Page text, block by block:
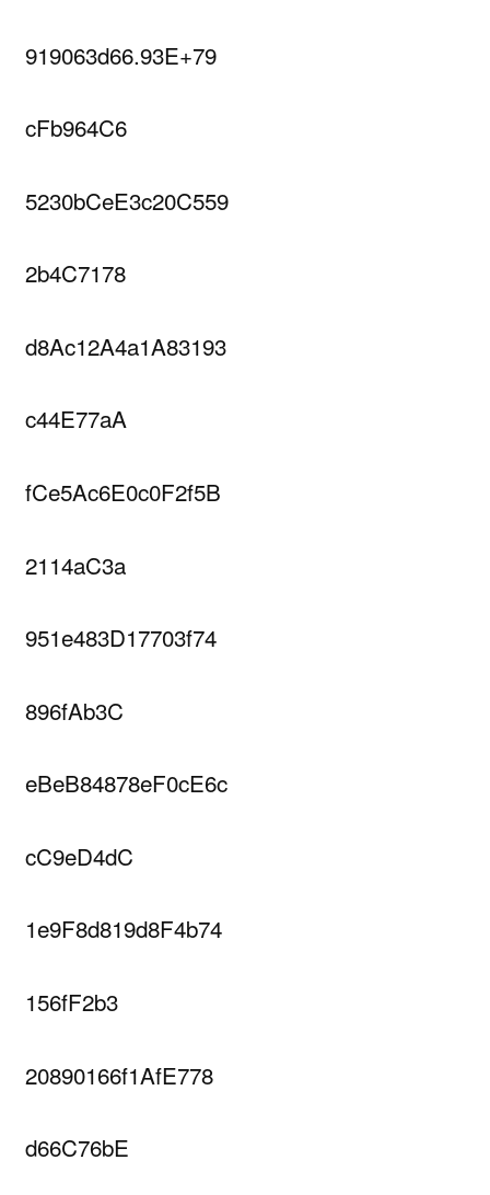
919063d66.93E+79
cFb964C6
5230bCeE3c20C559
2b4C7178
d8Ac12A4a1A83193
c44E77aA
fCe5Ac6E0c0F2f5B
2114aC3a
951e483D17703f74
896fAb3C
eBeB84878eF0cE6c
cC9eD4dC
1e9F8d819d8F4b74
156fF2b3
20890166f1AfE778
d66C76bE